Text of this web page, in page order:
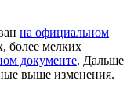
на официальном
более мелких
документе. Дальше
выше изменения.